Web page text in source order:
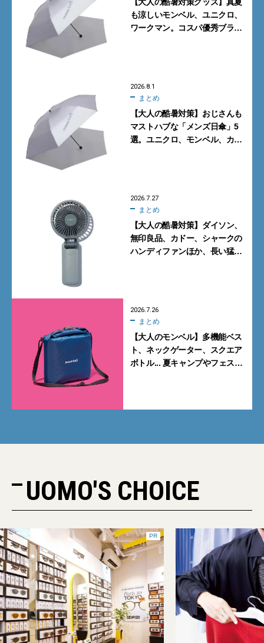
【大人の酷暑対策グッズ】真夏
も涼しいモンベル、ユニクロ、
ワークマン。コスパ優秀ブラン
2026.8.1
まとめ
【大人の酷暑対策】おじさんも
マストハブな「メンズ日傘」5
選。ユニクロ、モンベル、カリ
2026.7.27
まとめ
【大人の酷暑対策】ダイソン、
無印良品、カドー、シャークの
ハンディファンほか、長い猛暑
2026.7.26
まとめ
【大人のモンベル】多機能ベス
ト、ネックゲーター、スクエア
ボトル... 夏キャンプやフェスに
UOMO'S CHOICE